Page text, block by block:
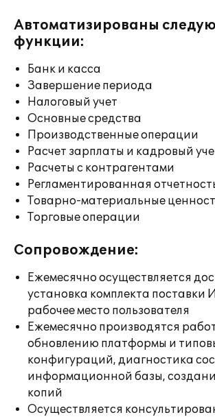
Автоматизированы
функции:
Банк и касса
Завершение периода
Налоговый учет
Основные средства
Производственные операции
Расчет зарплаты и кадровый
Расчеты с контрагентами
Регламентированная
Товарно-материальные
Торговые операции
Сопровождение:
Ежемесячно осуществляется
установка комплекта поставки
рабочее место пользователя
Ежемесячно производятся
обновлению платформы и
конфигураций, диагностика
информационной базы,
копий
Осуществляется